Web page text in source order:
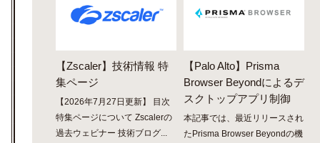
【Zscaler】技術情報 特
集ページ
【2026年7月27日更新】 目次
特集ページについて Zscalerの
過去ウェビナー 技術ブログ...
【Palo Alto】Prisma
Browser Beyondによるデ
スクトップアプリ制御
本記事では、最近リリースされ
たPrisma Browser Beyondの機